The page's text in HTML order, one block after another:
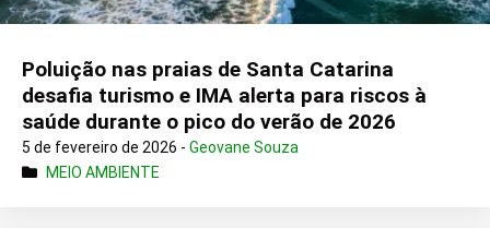
Poluição nas praias de Santa Catarina
desafia turismo e IMA alerta para riscos à
saúde durante o pico do verão de 2026
5 de fevereiro de 2026 - Geovane Souza
MEIO AMBIENTE